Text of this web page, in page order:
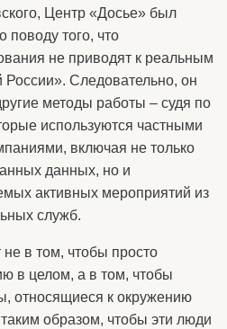
Центр «Досье» был
поводу того, что
не приводят к реальным
России». Следовательно, он
методы работы – судя по
используются частными
включая не только
данных, но и
активных мероприятий из
служб.
в том, чтобы просто
в целом, а в том, чтобы
относящиеся к окружению
образом, чтобы эти люди